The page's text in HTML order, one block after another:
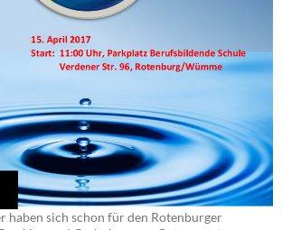
haben sich schon für den Rotenburger